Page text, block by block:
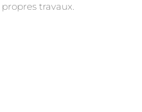
travaux.